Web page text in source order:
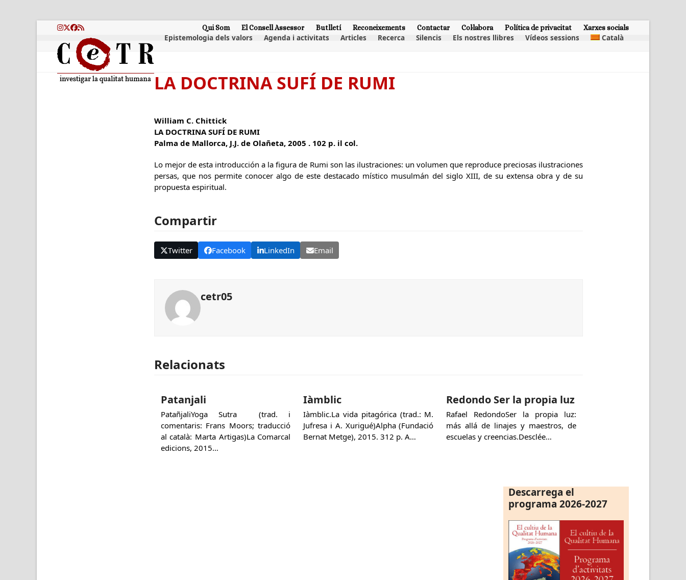
Instagram
Twitter
Facebook
RSS Qui Som El Consell Assessor Butlletí Reconeixements Contactar Col·labora Política de privacitat Xarxes socials
Epistemologia dels valors Agenda i activitats Articles Recerca Silencis Els nostres llibres Vídeos sessions Català
LA DOCTRINA SUFÍ DE RUMI
William C. Chittick
LA DOCTRINA SUFÍ DE RUMI
Palma de Mallorca, J.J. de Olañeta, 2005 . 102 p. il col.
Lo mejor de esta introducción a la figura de Rumi son las ilustraciones: un volumen que reproduce preciosas ilustraciones
persas, que nos permite conocer algo de este destacado místico musulmán del siglo XIII, de su extensa obra y de su
propuesta espiritual.
Compartir
Twitter Facebook LinkedIn Email
cetr05
Relacionats
Patanjali
PatañjaliYoga Sutra (trad. i
comentaris: Frans Moors; traducció
al català: Marta Artigas)La Comarcal
edicions, 2015…
Iàmblic
Iàmblic.La vida pitagórica (trad.: M.
Jufresa i A. Xurigué)Alpha (Fundació
Bernat Metge), 2015. 312 p. A…
Redondo Ser la propia luz
Rafael RedondoSer la propia luz:
más allá de linajes y maestros, de
escuelas y creencias.Desclée…
Descarrega el
programa 2026-2027